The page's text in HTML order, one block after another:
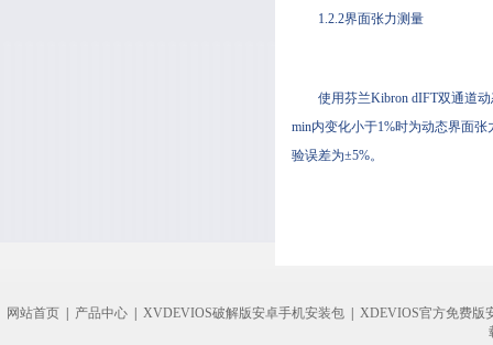
1.2.2界面张力测量
使用芬兰Kibron dIFT双通道动
min内变化小于1%时为动态界面张
验误差为±5%。
网站首页 | 产品中心 | XVDEVIOS破解版安卓手机安装包 | XDEVIOS官方免费版